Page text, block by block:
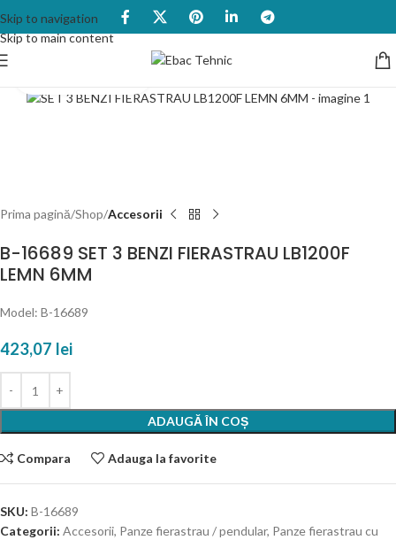
Skip to navigation
Skip to main content
Prima pagină Shop Accesorii
B-16689 SET 3 BENZI FIERASTRAU LB1200F
LEMN 6MM
Model: B-16689
423,07 lei
ADAUGĂ ÎN COȘ
Compara Adauga la favorite
SKU: B-16689
Categorii: Accesorii, Panze fierastrau / pendular, Panze fierastrau cu